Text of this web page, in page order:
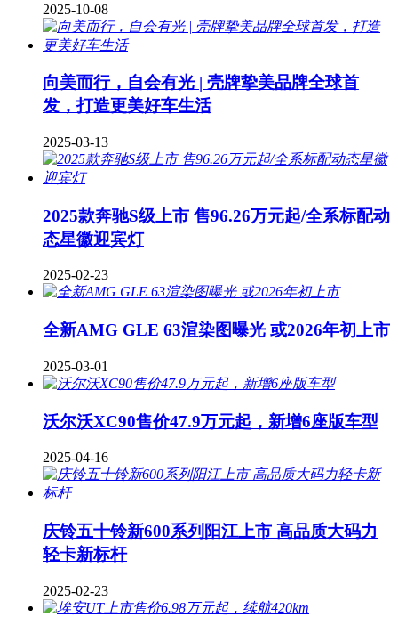
2025-10-08
向美而行，自会有光 | 壳牌挚美品牌全球首
发，打造更美好车生活
2025-03-13
2025款奔驰S级上市 售96.26万元起/全系标配动
态星徽迎宾灯
2025-02-23
全新AMG GLE 63渲染图曝光 或2026年初上市
2025-03-01
沃尔沃XC90售价47.9万元起，新增6座版车型
2025-04-16
庆铃五十铃新600系列阳江上市 高品质大码力
轻卡新标杆
2025-02-23